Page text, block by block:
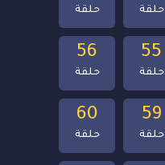
60
حلقة
59
حلقة
56
حلقة
55
حلقة
حلقة حلقة